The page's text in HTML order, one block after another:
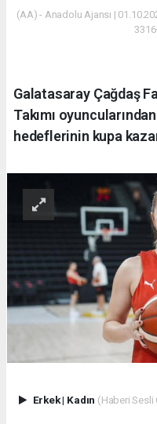
(AA) - Anadolu Ajansı |
Galatasaray Çağdaş
Takımı
hedeflerinin kupa
Erkek| Kadın (Haberi Sesli